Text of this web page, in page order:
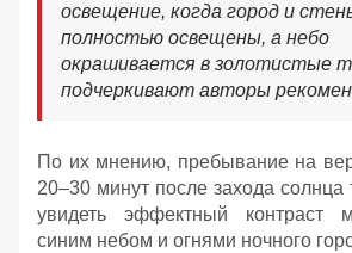
освещение, когда город и
полностью освещены, а небо
окрашивается в золотистые
подчеркивают авторы
По их мнению, пребывание на
20–30 минут после захода солнца
увидеть эффектный контраст
синим небом и огнями ночного